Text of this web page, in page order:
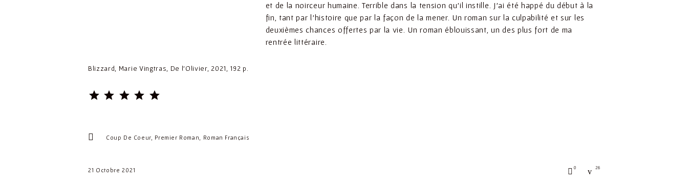
et de la noirceur humaine. Terrible dans la tension qu’il instille. J’ai été happé du début à la
fin, tant par l’histoire que par la façon de la mener. Un roman sur la culpabilité et sur les
deuxièmes chances offertes par la vie. Un roman éblouissant, un des plus fort de ma
rentrée littéraire.
Blizzard, Marie Vingtras, De l’Olivier, 2021, 192 p.
⭐⭐⭐⭐⭐
Coup De Coeur Premier Roman Roman Français
21 Octobre 2021 26
0